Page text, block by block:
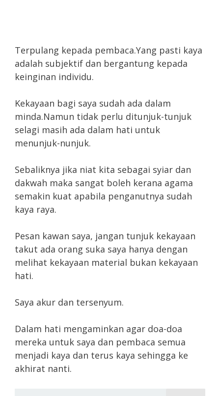
Terpulang kepada pembaca.Yang pasti kaya
adalah subjektif dan bergantung kepada
keinginan individu.
Kekayaan bagi saya sudah ada dalam
minda.Namun tidak perlu ditunjuk-tunjuk
selagi masih ada dalam hati untuk
menunjuk-nunjuk.
Sebaliknya jika niat kita sebagai syiar dan
dakwah maka sangat boleh kerana agama
semakin kuat apabila penganutnya sudah
kaya raya.
Pesan kawan saya, jangan tunjuk kekayaan
takut ada orang suka saya hanya dengan
melihat kekayaan material bukan kekayaan
hati.
Saya akur dan tersenyum.
Dalam hati mengaminkan agar doa-doa
mereka untuk saya dan pembaca semua
menjadi kaya dan terus kaya sehingga ke
akhirat nanti.